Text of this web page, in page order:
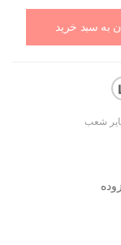
به سبد خرید
شعب